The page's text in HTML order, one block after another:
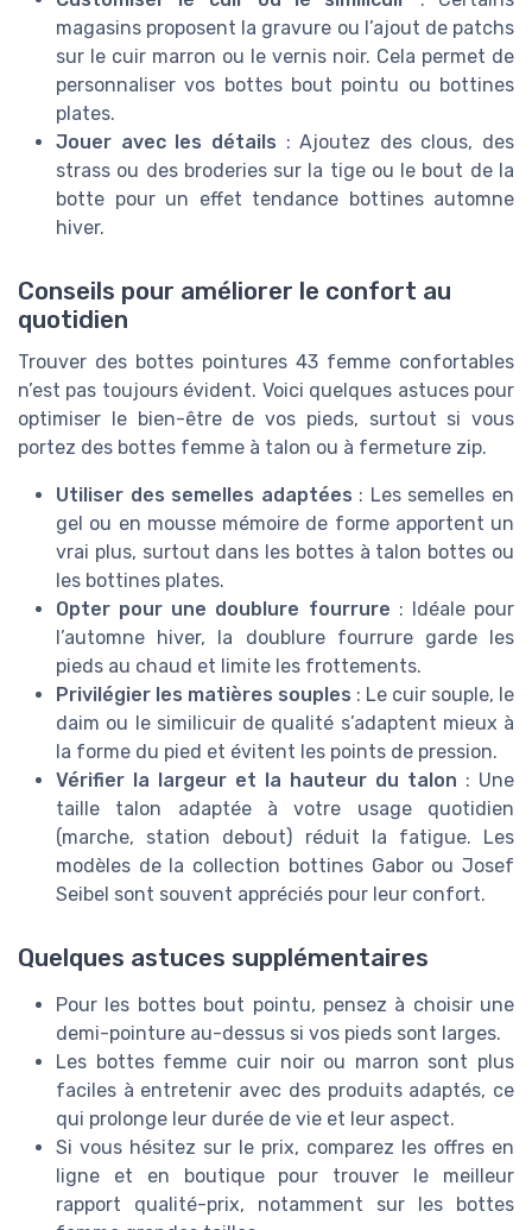
magasins proposent la gravure ou l’ajout de patchs
sur le cuir marron ou le vernis noir. Cela permet de
personnaliser vos bottes bout pointu ou bottines
plates.
Jouer avec les détails : Ajoutez des clous, des
strass ou des broderies sur la tige ou le bout de la
botte pour un effet tendance bottines automne
hiver.
Conseils pour améliorer le confort au
quotidien
Trouver des bottes pointures 43 femme confortables
n’est pas toujours évident. Voici quelques astuces pour
optimiser le bien-être de vos pieds, surtout si vous
portez des bottes femme à talon ou à fermeture zip.
Utiliser des semelles adaptées : Les semelles en
gel ou en mousse mémoire de forme apportent un
vrai plus, surtout dans les bottes à talon bottes ou
les bottines plates.
Opter pour une doublure fourrure : Idéale pour
l’automne hiver, la doublure fourrure garde les
pieds au chaud et limite les frottements.
Privilégier les matières souples : Le cuir souple, le
daim ou le similicuir de qualité s’adaptent mieux à
la forme du pied et évitent les points de pression.
Vérifier la largeur et la hauteur du talon : Une
taille talon adaptée à votre usage quotidien
(marche, station debout) réduit la fatigue. Les
modèles de la collection bottines Gabor ou Josef
Seibel sont souvent appréciés pour leur confort.
Quelques astuces supplémentaires
Pour les bottes bout pointu, pensez à choisir une
demi-pointure au-dessus si vos pieds sont larges.
Les bottes femme cuir noir ou marron sont plus
faciles à entretenir avec des produits adaptés, ce
qui prolonge leur durée de vie et leur aspect.
Si vous hésitez sur le prix, comparez les offres en
ligne et en boutique pour trouver le meilleur
rapport qualité-prix, notamment sur les bottes